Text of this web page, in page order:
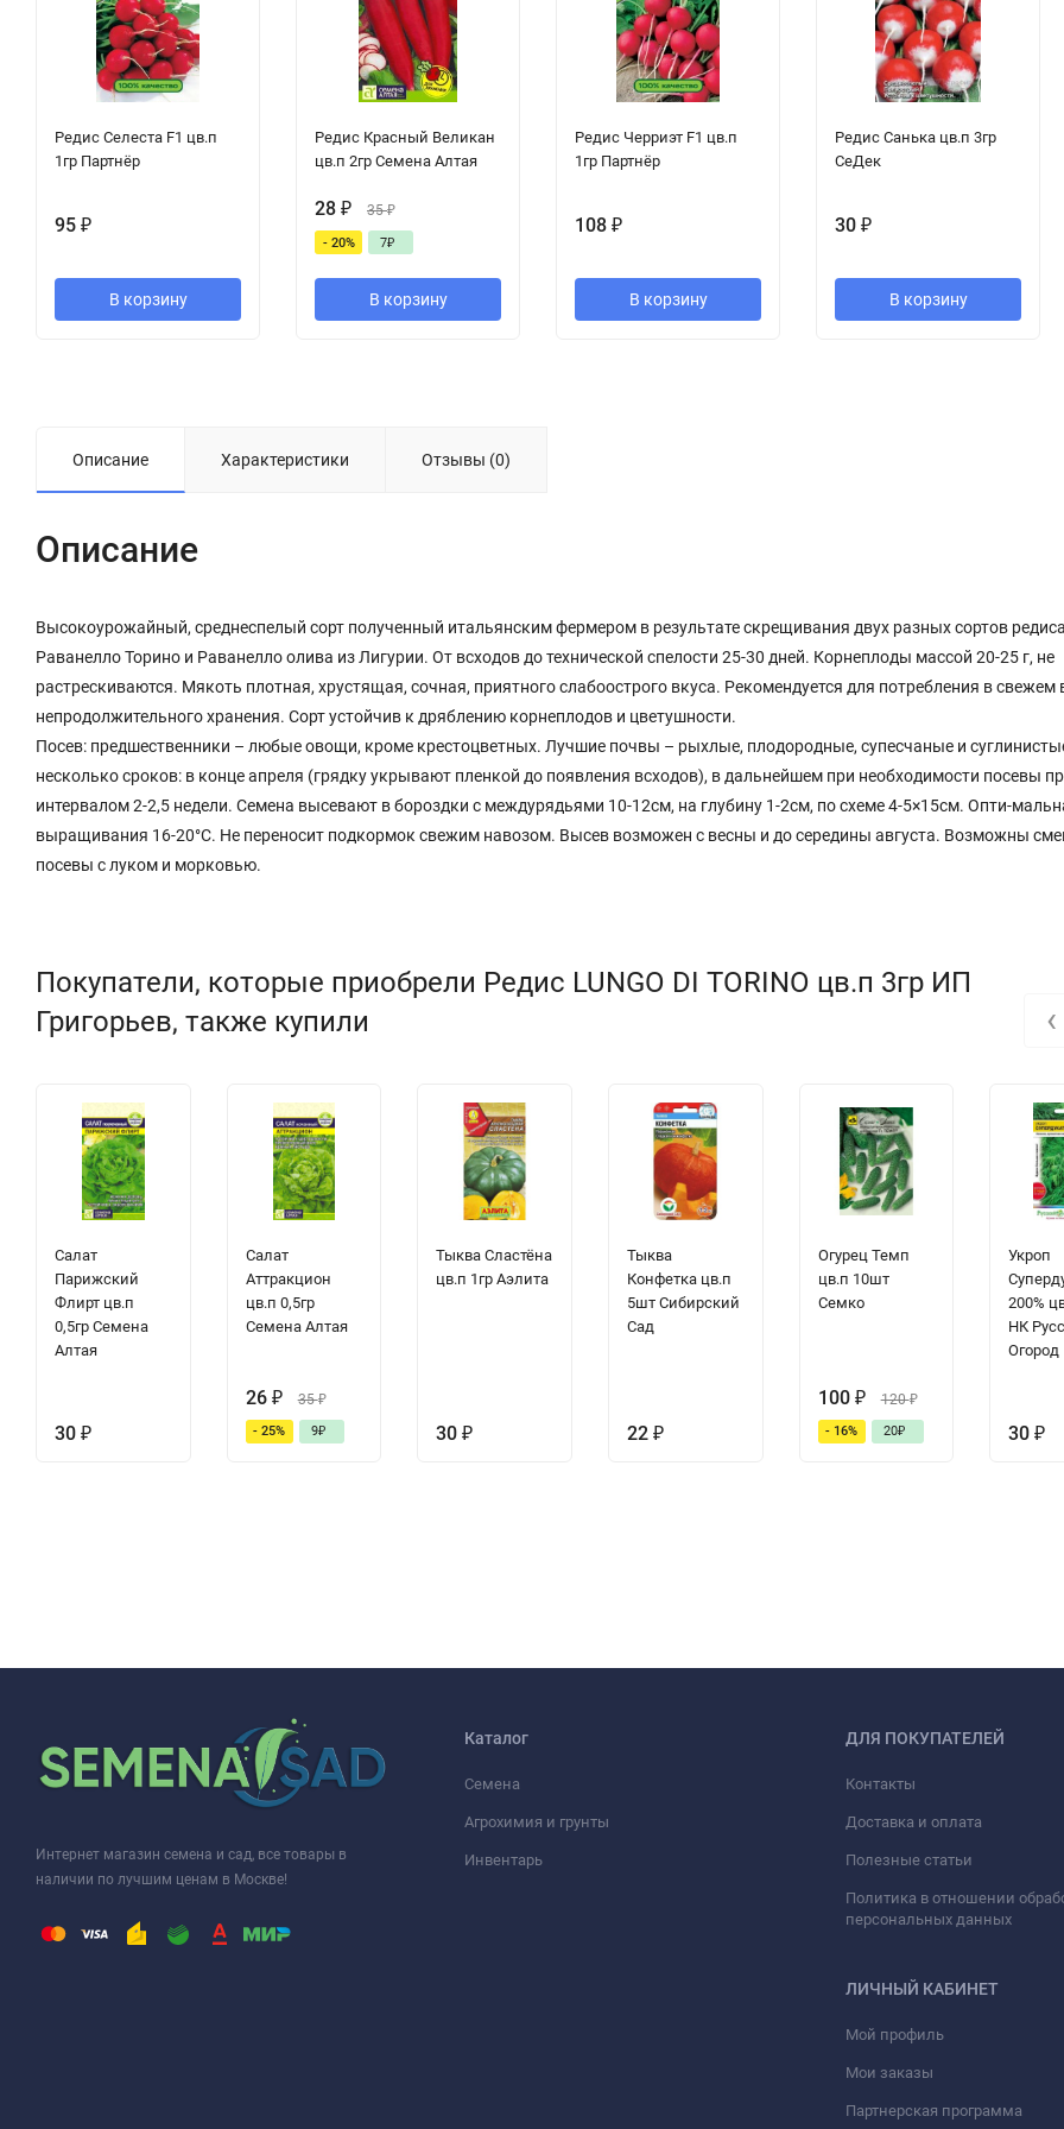
Редис Селеста F1 цв.п
1гр Партнёр
95 ₽
В корзину
Редис Красный Великан
цв.п 2гр Семена Алтая
28 ₽ 35₽
- 20% 7₽
В корзину
Редис Черриэт F1 цв.п
1гр Партнёр
108 ₽
В корзину
Редис Санька цв.п 3гр
СеДек
30 ₽
В корзину
Описание Характеристики Отзывы (0)
Описание
Высокоурожайный, среднеспелый сорт полученный итальянским фермером в результате скрещивания двух разных сортов
Раванелло Торино и Раванелло олива из Лигурии. От всходов до технической спелости 25-30 дней. Корнеплоды массой 20-25 г, не
растрескиваются. Мякоть плотная, хрустящая, сочная, приятного слабоострого вкуса. Рекомендуется для потребления в свежем
непродолжительного хранения. Сорт устойчив к дряблению корнеплодов и цветушности.
Посев: предшественники – любые овощи, кроме крестоцветных. Лучшие почвы – рыхлые, плодородные, супесчаные и
несколько сроков: в конце апреля (грядку укрывают пленкой до появления всходов), в дальнейшем при необходимости посевы
интервалом 2-2,5 недели. Семена высевают в бороздки с междурядьями 10-12см, на глубину 1-2см, по схеме 4-5×15см. Опти-
выращивания 16-20°С. Не переносит подкормок свежим навозом. Высев возможен с весны и до середины августа. Возможны
посевы с луком и морковью.
Покупатели, которые приобрели Редис LUNGO DI TORINO цв.п 3гр ИП
Григорьев, также купили
Салат
Парижский
Флирт цв.п
0,5гр Семена
Алтая
30 ₽
Салат
Аттракцион
цв.п 0,5гр
Семена Алтая
26 ₽ 35₽
- 25% 9₽
Тыква Сластёна
цв.п 1гр Аэлита
30₽
Тыква
Конфетка цв.п
5шт Сибирский
Сад
22 ₽
Огурец Темп
цв.п 10шт
Семко
100 ₽ 120₽
- 16% 20₽
Укроп
200%
НК
Огород
30₽
‹
Интернет магазин семена и сад, все товары в
наличии по лучшим ценам в Москве!
Каталог
Семена
Агрохимия и грунты
Инвентарь
ДЛЯ ПОКУПАТЕЛЕЙ
Контакты
Доставка и оплата
Полезные статьи
Политика в отношении
персональных данных
ЛИЧНЫЙ КАБИНЕТ
Мой профиль
Мои заказы
Партнерская программа